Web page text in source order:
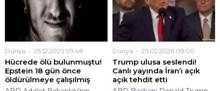
Dünya 25.12.2025 09:48
Hücrede ölü bulunmuştu!
Epstein 18 gün önce
öldürülmeye çalışılmış
Dünya 25.02.2026 09:00
Trump ulusa seslendi!
Canlı yayında İran’ı açık
açık tehdit etti